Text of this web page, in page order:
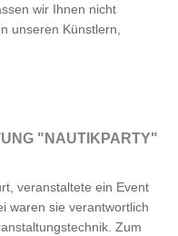
wir Ihnen nicht
unseren Künstlern,
"NAUTIKPARTY"
veranstaltete ein Event
waren sie verantwortlich
Zum